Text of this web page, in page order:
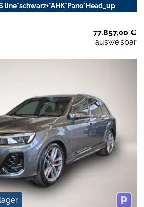
line*schwarz+*AHK*Pano*Head_up
77.857,00 €
ausweisbar